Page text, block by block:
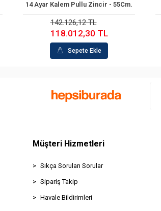
Sepete Ekle
14 Ayar Kalem Pullu Zincir - 55Cm.
142.126,12 TL
118.012,30 TL
Sepete Ekle
Müşteri Hizmetleri
Sıkça Sorulan Sorular
Sipariş Takip
Havale Bildirimleri